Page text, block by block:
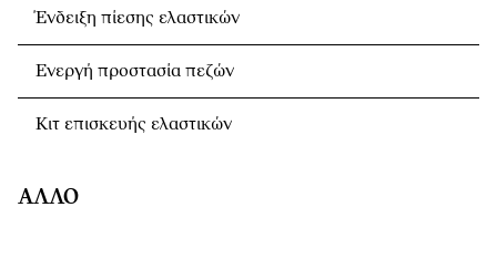
Ένδειξη πίεσης ελαστικών
Ενεργή προστασία πεζών
Κιτ επισκευής ελαστικών
ΆΛΛΟ